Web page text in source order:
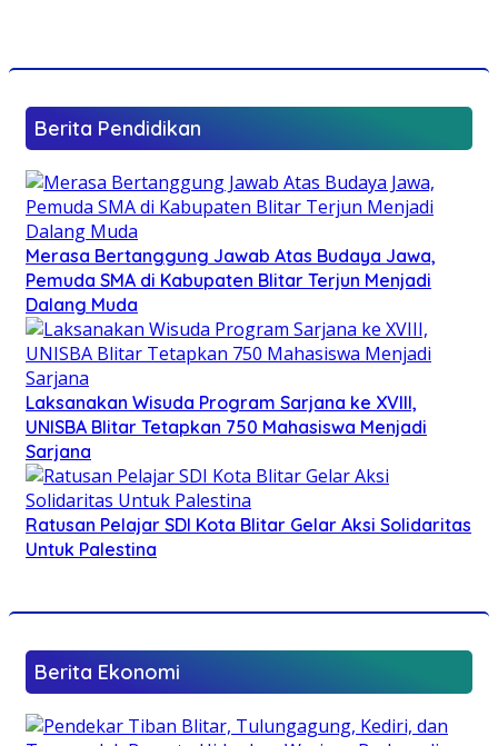
Berita Pendidikan
Merasa Bertanggung Jawab Atas Budaya Jawa,
Pemuda SMA di Kabupaten Blitar Terjun Menjadi
Dalang Muda
Laksanakan Wisuda Program Sarjana ke XVIII,
UNISBA Blitar Tetapkan 750 Mahasiswa Menjadi
Sarjana
Ratusan Pelajar SDI Kota Blitar Gelar Aksi Solidaritas
Untuk Palestina
Berita Ekonomi